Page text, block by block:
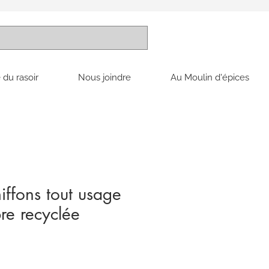
rasoir Nous joindre Au Moulin d'épices
tout usage
recyclée